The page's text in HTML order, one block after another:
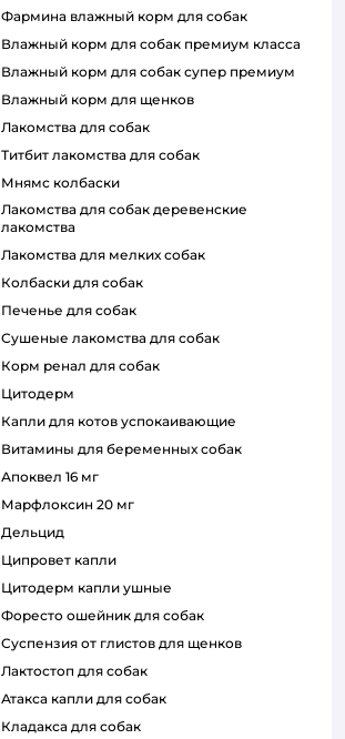
фармина влажный корм для собак
влажный корм для собак премиум класса
влажный корм для собак супер премиум
влажный корм для щенков
лакомства для собак
титбит лакомства для собак
мнямс колбаски
лакомства для собак деревенские
лакомства
лакомства для мелких собак
колбаски для собак
печенье для собак
сушеные лакомства для собак
корм ренал для собак
цитодерм
капли для котов успокаивающие
витамины для беременных собак
апоквел 16 мг
марфлоксин 20 мг
дельцид
ципровет капли
цитодерм капли ушные
форесто ошейник для собак
суспензия от глистов для щенков
лактостоп для собак
атакса капли для собак
кладакса для собак